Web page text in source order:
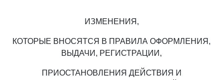
ИЗМЕНЕНИЯ,
КОТОРЫЕ ВНОСЯТСЯ В ПРАВИЛА ОФОРМЛЕНИЯ,
ВЫДАЧИ, РЕГИСТРАЦИИ,
ПРИОСТАНОВЛЕНИЯ ДЕЙСТВИЯ И